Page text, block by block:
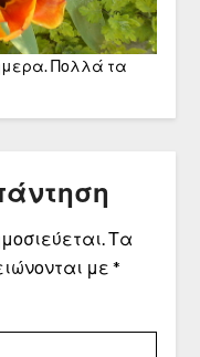
Πολλά τα
Τα
με *